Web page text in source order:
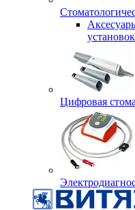
установок
Цифровая